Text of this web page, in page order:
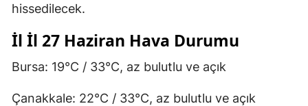
hissedilecek.
İl İl 27 Haziran Hava Durumu
Bursa: 19°C / 33°C, az bulutlu ve açık
Çanakkale: 22°C / 33°C, az bulutlu ve açık